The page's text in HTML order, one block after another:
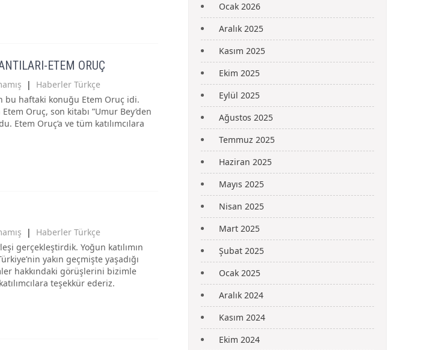
ETEM ORUÇ
| Haberler Türkçe
bu haftaki konuğu Etem Oruç idi.
Oruç, son kitabı ”Umur Bey’den
Etem Oruç’a ve tüm katılımcılara
| Haberler Türkçe
gerçekleştirdik. Yoğun katılımın
yakın geçmişte yaşadığı
hakkındaki görüşlerini bizimle
teşekkür ederiz.
Ocak 2026
Aralık 2025
Kasım 2025
Ekim 2025
Eylül 2025
Ağustos 2025
Temmuz 2025
Haziran 2025
Mayıs 2025
Nisan 2025
Mart 2025
Şubat 2025
Ocak 2025
Aralık 2024
Kasım 2024
Ekim 2024